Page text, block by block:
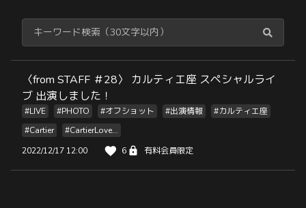
〈from STAFF ＃28〉 カルティエ座 スペシャルライ
ブ 出演しました！
#LIVE #PHOTO #オフショット #出演情報
#カルティエ座
#Cartier
#CartierLove...
2022/12/17 12:00
6 有料会員限定